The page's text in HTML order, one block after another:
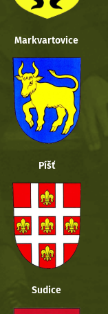
Markvartovice
Píšť
Sudice